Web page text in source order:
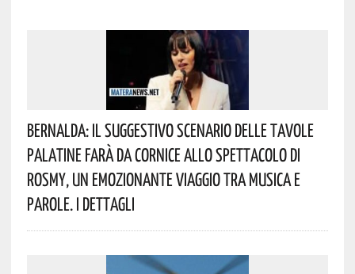
Bernalda: Il Suggestivo Scenario Delle Tavole
Palatine Farà Da Cornice Allo Spettacolo Di
Rosmy, Un Emozionante Viaggio Tra Musica E
Parole. I Dettagli